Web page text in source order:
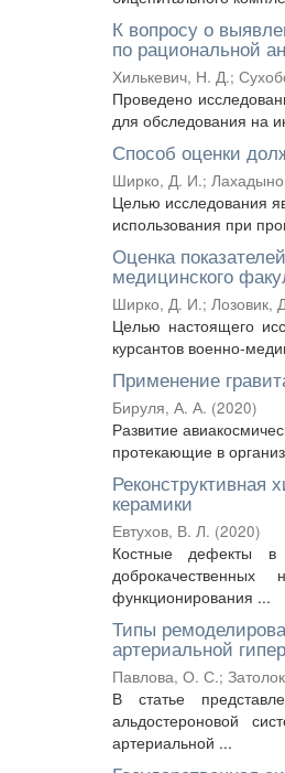
К вопросу о
по рациональной
Хилькевич, Н. Д.;
Проведено
для обследования на
Способ оценки
Ширко, Д. И.;
Целью исследования
использования при
Оценка
медицинского
Ширко, Д. И.; Лозовик,
Целью настоящего
курсантов военно-
Применение
Бируля, А. А. (2020)
Развитие
протекающие в
Реконструктивная
керамики
Евтухов, В. Л. (2020)
Костные дефекты в
функционирования ...
Типы
артериальной
Павлова, О. С.;
В статье
альдостероновой
артериальной ...